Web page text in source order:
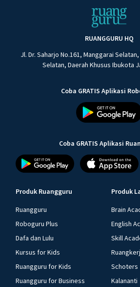
RUANGGURU HQ
Jl. Dr. Saharjo No.161, Manggarai
Selatan, Daerah Khusus Ibukota
Coba GRATIS Aplikasi
Coba GRATIS Aplikasi
Produk Ruangguru
Ruangguru
Roboguru Plus
Dafa dan Lulu
Kursus for Kids
Ruangguru for Kids
Ruangguru for Business
Produk
Brain
English
Skill
Schoters
Kalananti